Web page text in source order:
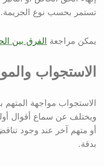
تستمر بحسب نوع الجريمة.
يمكن مراجعة الفرق بين
الاستجواب
الاستجواب مواجهة المتهم
ويختلف عن سماع أقوال
أو متهم آخر عند وجود
بدقة.